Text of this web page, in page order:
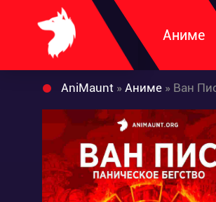
Аниме
AniMaunt » Аниме » Ван